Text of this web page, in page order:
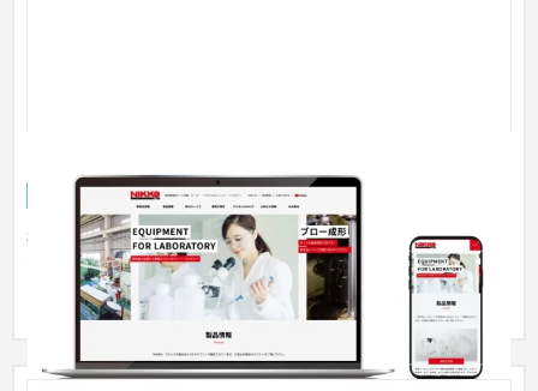
製造業 101〜150万円
研究開発用ボトル容器・ビーカー・フラスコのニッコー・ハン
セン株式会社様のホームページをリニューアルしました。旧サ
イトから...